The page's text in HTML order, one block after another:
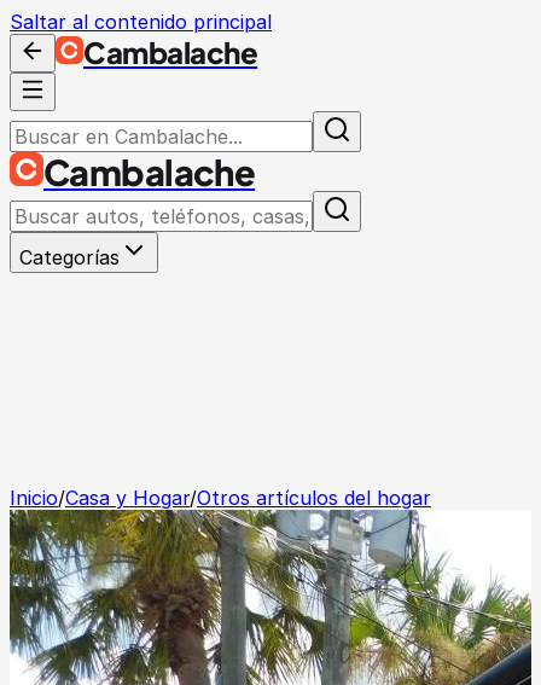
Saltar al contenido principal
Cambalache
Cambalache
Categorías
Inicio/Casa y Hogar/Otros artículos del hogar